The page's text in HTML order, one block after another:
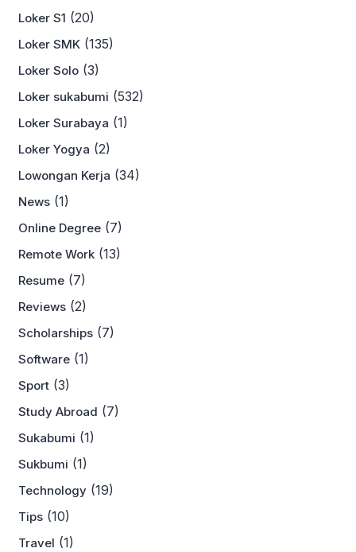
Loker S1 (20)
Loker SMK (135)
Loker Solo (3)
Loker sukabumi (532)
Loker Surabaya (1)
Loker Yogya (2)
Lowongan Kerja (34)
News (1)
Online Degree (7)
Remote Work (13)
Resume (7)
Reviews (2)
Scholarships (7)
Software (1)
Sport (3)
Study Abroad (7)
Sukabumi (1)
Sukbumi (1)
Technology (19)
Tips (10)
Travel (1)